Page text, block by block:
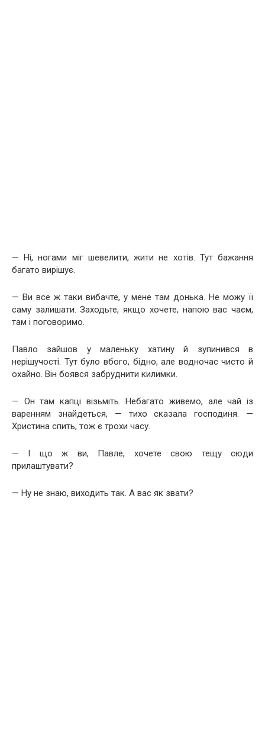
— Ні, ногами міг шевелити, жити не хотів. Тут бажання
багато вирішує.
— Ви все ж таки вибачте, у мене там донька. Не можу її
саму залишати. Заходьте, якщо хочете, напою вас чаєм,
там і поговоримо.
Павло зайшов у маленьку хатину й зупинився в
нерішучості. Тут було вбого, бідно, але водночас чисто й
охайно. Він боявся забруднити килимки.
— Он там капці візьміть. Небагато живемо, але чай із
варенням знайдеться, — тихо сказала господиня. —
Христина спить, тож є трохи часу.
— І що ж ви, Павле, хочете свою тещу сюди
прилаштувати?
— Ну не знаю, виходить так. А вас як звати?